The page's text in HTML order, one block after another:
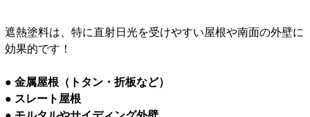
遮熱塗料は、特に直射日光を受けやすい屋根や南面の外壁に
効果的です！
● 金属屋根（トタン・折板など）
● スレート屋根